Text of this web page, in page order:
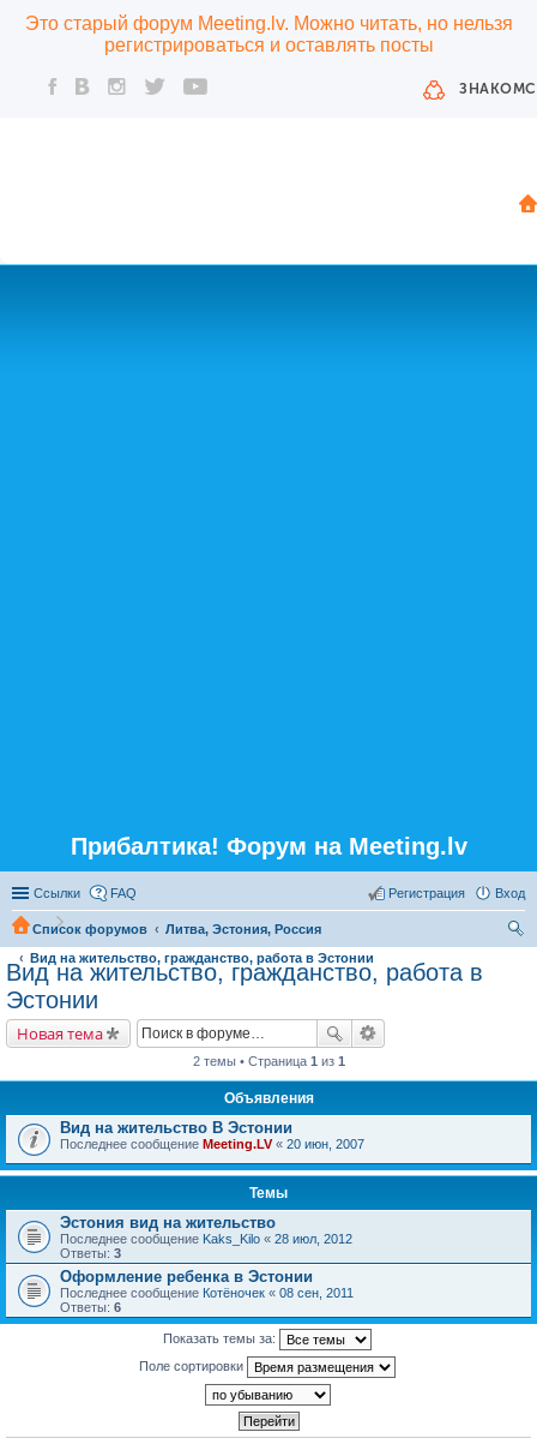
Это старый форум Meeting.lv. Можно читать, но нельзя
регистрироваться и оставлять посты
Прибалтика! Форум на Meeting.lv
Ссылки FAQ Вход
Регистрация
Список форумов
Литва, Эстония, Россия
Вид на жительство, гражданство, работа в Эстонии
Вид на жительство, гражданство, работа в
Эстонии
Новая тема
2 темы • Страница 1 из 1
Объявления
Вид на жительство В Эстонии
Последнее сообщение Meeting.LV« 20 июн, 2007
Темы
Эстония вид на жительство
Последнее сообщение Kaks_Kilo « 28 июл, 2012
Ответы: 3
Оформление ребенка в Эстонии
Последнее сообщение Котёночек « 08 сен, 2011
Ответы: 6
Показать темы за:
Поле сортировки